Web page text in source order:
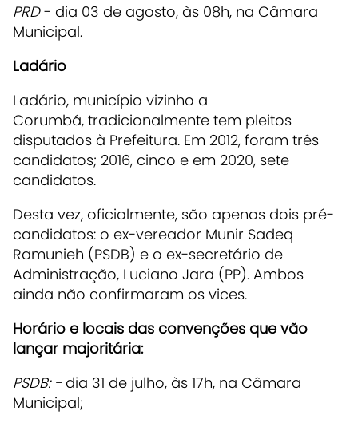
PRD- dia 03 de agosto, às 08h, na Câmara
Municipal.
Ladário
Ladário, município vizinho a
Corumbá, tradicionalmente tem pleitos
disputados à Prefeitura. Em 2012, foram três
candidatos; 2016, cinco e em 2020, sete
candidatos.
Desta vez, oficialmente, são apenas dois pré-
candidatos: o ex-vereador Munir Sadeq
Ramunieh (PSDB) e o ex-secretário de
Administração, Luciano Jara (PP). Ambos
ainda não confirmaram os vices.
Horário e locais das convenções que vão
lançar majoritária:
PSDB: - dia 31 de julho, às 17h, na Câmara
Municipal;